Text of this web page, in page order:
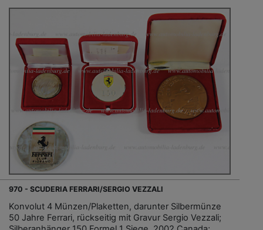
970 - SCUDERIA FERRARI/SERGIO VEZZALI
Konvolut 4 Münzen/Plaketten, darunter Silbermünze
50 Jahre Ferrari, rückseitig mit Gravur Sergio Vezzali;